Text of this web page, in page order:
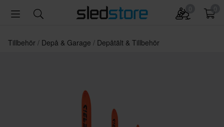
Tillbehör Depå & Garage Depåtält & Tillbehör